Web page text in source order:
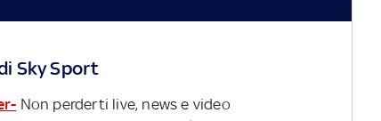
Sky Sport
Non perderti live, news e video